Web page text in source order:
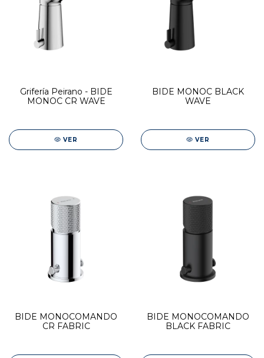
Grifería Peirano - BIDE
MONOC CR WAVE
VER
BIDE MONOC BLACK
WAVE
VER
BIDE MONOCOMANDO
CR FABRIC
BIDE MONOCOMANDO
BLACK FABRIC